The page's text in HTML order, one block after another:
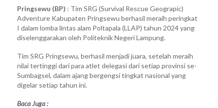
Pringsewu (BP) : Tim SRG (Survival Rescue Geograpic)
Adventure Kabupaten Pringsewu berhasil meraih peringkat
I dalam lomba lintas alam Poltapala (LLAP) tahun 2024 yang
diselenggarakan oleh Politeknik Negeri Lampung.
Tim SRG Pringsewu, berhasil menjadi juara, setelah meraih
nilai tertinggi dari para atlet delegasi dari setiap provinsi se-
Sumbagsel, dalam ajang bergengsi tingkat nasional yang
digelar setiap tahun ini.
Baca Juga :